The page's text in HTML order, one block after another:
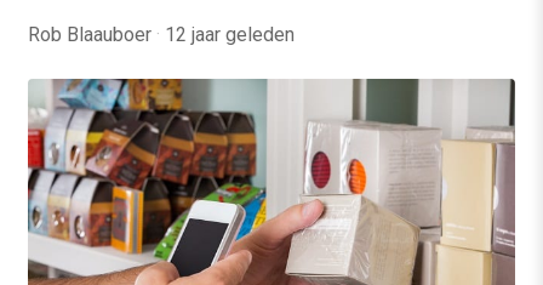
Rob Blaauboer · 12 jaar geleden